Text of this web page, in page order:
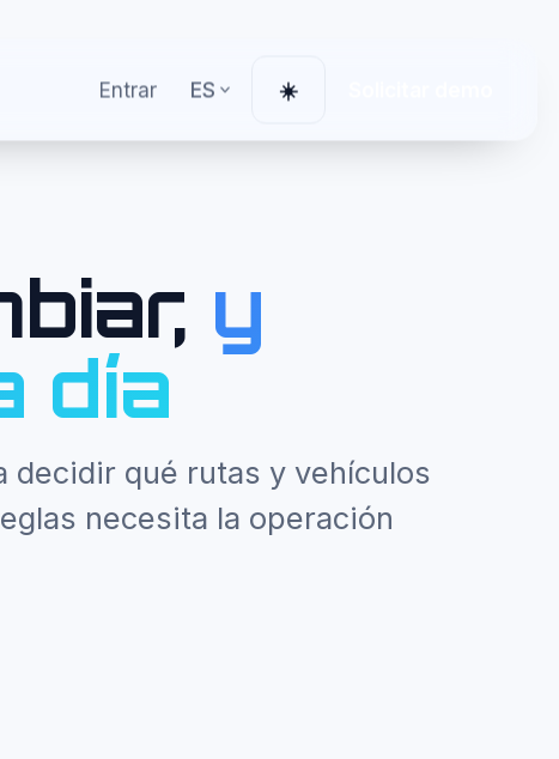
Entrar ES
Cambiar tema
☀️
y
día
decidir qué rutas y vehículos
necesita la operación